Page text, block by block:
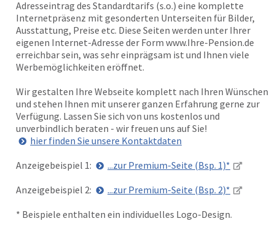
Adresseintrag des Standardtarifs (s.o.) eine komplette
Internetpräsenz mit gesonderten Unterseiten für Bilder,
Ausstattung, Preise etc. Diese Seiten werden unter Ihrer
eigenen Internet-Adresse der Form www.Ihre-Pension.de
erreichbar sein, was sehr einprägsam ist und Ihnen viele
Werbemöglichkeiten eröffnet.
Wir gestalten Ihre Webseite komplett nach Ihren Wünschen
und stehen Ihnen mit unserer ganzen Erfahrung gerne zur
Verfügung. Lassen Sie sich von uns kostenlos und
unverbindlich beraten - wir freuen uns auf Sie!
hier finden Sie unsere Kontaktdaten
Anzeigebeispiel 1:
...zur Premium-Seite (Bsp. 1)*
Anzeigebeispiel 2:
...zur Premium-Seite (Bsp. 2)*
* Beispiele enthalten ein individuelles Logo-Design.